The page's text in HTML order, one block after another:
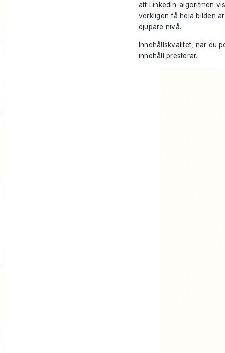
att LinkedIn-algoritmen
verkligen få hela bilden
djupare nivå.
Innehållskvalitet, när du
innehåll presterar.